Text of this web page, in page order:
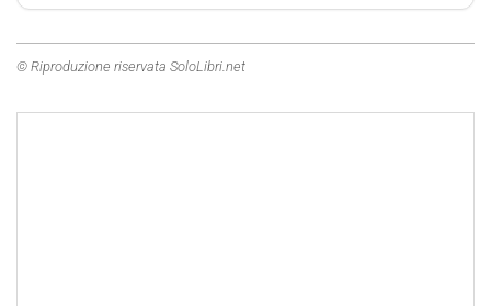
© Riproduzione riservata SoloLibri.net